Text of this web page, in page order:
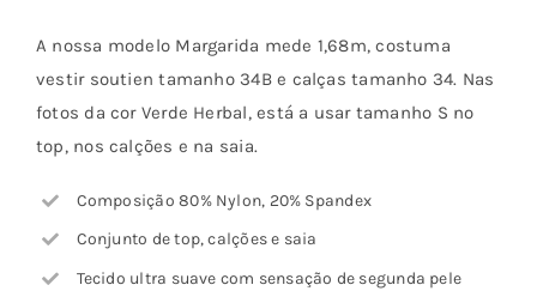
A nossa modelo Margarida mede 1,68m, costuma
vestir soutien tamanho 34B e calças tamanho 34. Nas
fotos da cor Verde Herbal, está a usar tamanho S no
top, nos calções e na saia.
Composição 80% Nylon, 20% Spandex
Conjunto de top, calções e saia
Tecido ultra suave com sensação de segunda pele